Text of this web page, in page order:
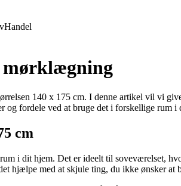
Handel
mørklægning
140 x 175 cm. I denne artikel vil vi
og fordele ved at bruge det i forskellige
cm
i dit hjem. Det er ideelt til soveværelset,
hjælpe med at skjule ting, du ikke ønsker at